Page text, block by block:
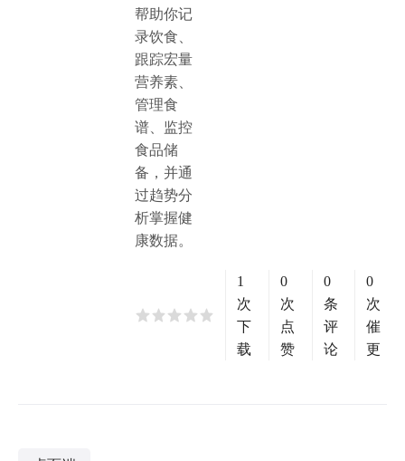
帮助你记
录饮食、
跟踪宏量
营养素、
管理食
谱、监控
食品储
备，并通
过趋势分
析掌握健
康数据。
1
次
下
载
0
次
点
赞
0
条
评
论
0
次
催
更